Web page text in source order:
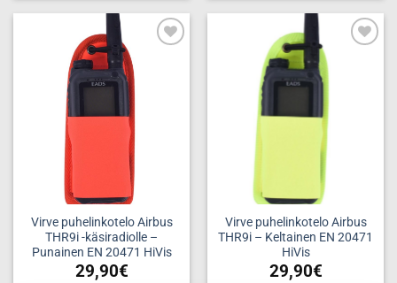
Virve puhelinkotelo Airbus
THR9i -käsiradiolle –
Punainen EN 20471 HiVis
29,90€
Virve puhelinkotelo Airbus
THR9i – Keltainen EN 20471
HiVis
29,90€